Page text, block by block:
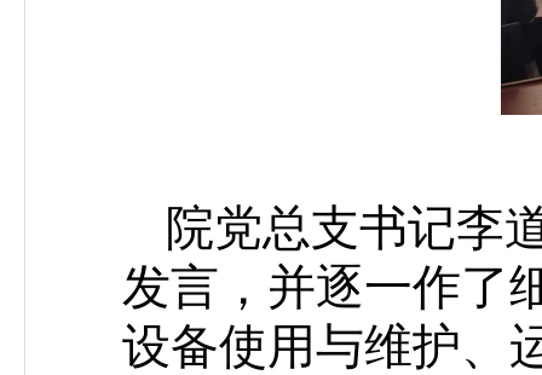
院党总支书记李
发言，并逐一作了
设备使用与维护、